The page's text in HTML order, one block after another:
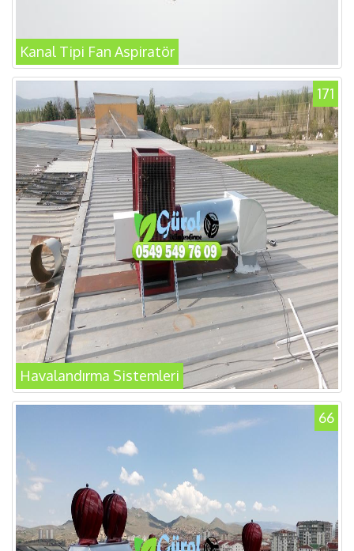
Kanal Tipi Fan Aspiratör
171
Havalandırma Sistemleri
66